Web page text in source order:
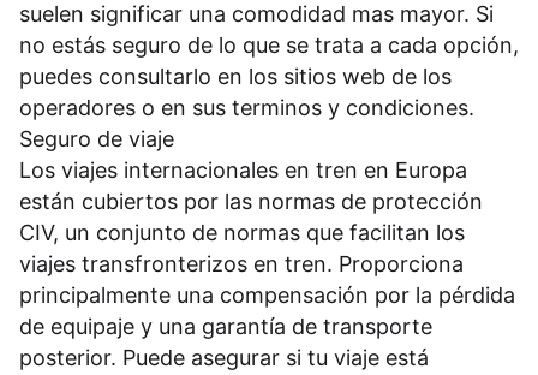
suelen significar una comodidad mas mayor. Si
no estás seguro de lo que se trata a cada opción,
puedes consultarlo en los sitios web de los
operadores o en sus terminos y condiciones.
Seguro de viaje
Los viajes internacionales en tren en Europa
están cubiertos por las normas de protección
CIV, un conjunto de normas que facilitan los
viajes transfronterizos en tren. Proporciona
principalmente una compensación por la pérdida
de equipaje y una garantía de transporte
posterior. Puede asegurar si tu viaje está